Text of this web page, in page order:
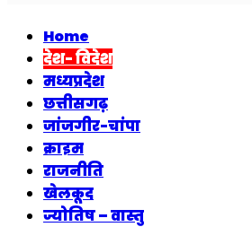
Home
देश- विदेश
मध्यप्रदेश
छत्तीसगढ़
जांजगीर-चांपा
क्राइम
राजनीति
खेलकूद
ज्योतिष – वास्तु